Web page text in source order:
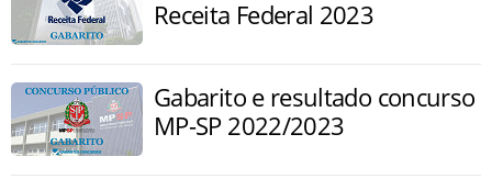
Receita Federal 2023
Gabarito e resultado concurso
MP-SP 2022/2023